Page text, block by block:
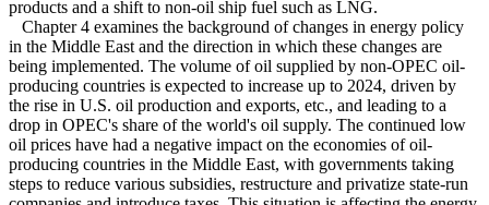
products and a shift to non-oil ship fuel such as LNG.
Chapter 4 examines the background of changes in energy policy
in the Middle East and the direction in which these changes are
being implemented. The volume of oil supplied by non-OPEC oil-
producing countries is expected to increase up to 2024, driven by
the rise in U.S. oil production and exports, etc., and leading to a
drop in OPEC's share of the world's oil supply. The continued low
oil prices have had a negative impact on the economies of oil-
producing countries in the Middle East, with governments taking
steps to reduce various subsidies, restructure and privatize state-run